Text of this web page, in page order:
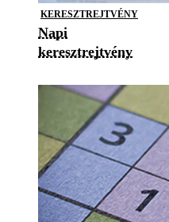
KERESZTREJTVÉNY
Napi
keresztrejtvény